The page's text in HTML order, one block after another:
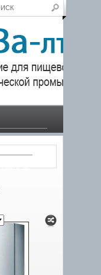
Емкости